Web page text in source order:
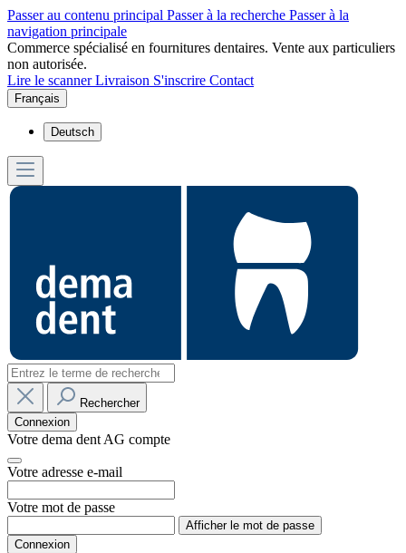
Passer au contenu principal Passer à la recherche Passer à la
navigation principale
Commerce spécialisé en fournitures dentaires. Vente aux particuliers
non autorisée.
Lire le scannerLivraison S'inscrire Contact
Français
Deutsch
Rechercher
Connexion
Votre dema dent AG compte
Votre adresse e-mail
Votre mot de passe
Afficher le mot de passe
Connexion